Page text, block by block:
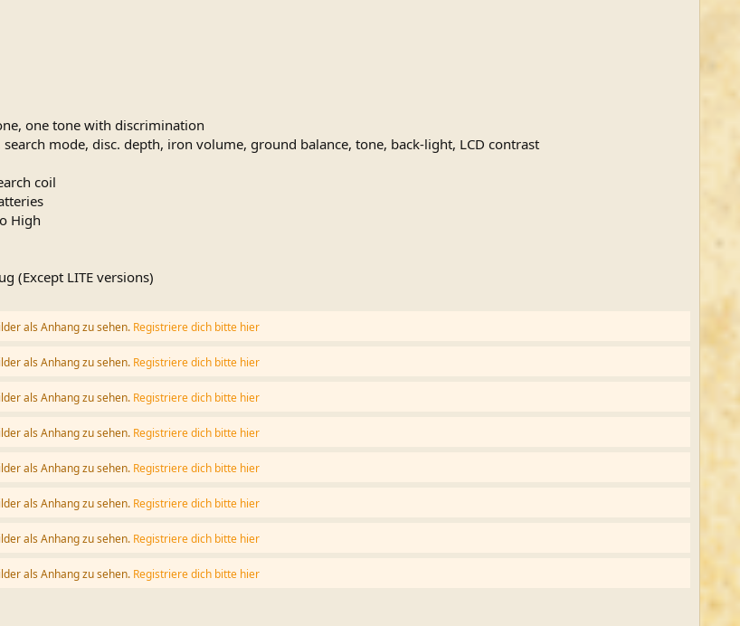
one tone with discrimination
mode, disc. depth, iron volume, ground balance, tone, back-light, LCD contrast
coil
High
(Except LITE versions)
als Anhang zu sehen. Registriere dich bitte hier
als Anhang zu sehen. Registriere dich bitte hier
als Anhang zu sehen. Registriere dich bitte hier
als Anhang zu sehen. Registriere dich bitte hier
als Anhang zu sehen. Registriere dich bitte hier
als Anhang zu sehen. Registriere dich bitte hier
als Anhang zu sehen. Registriere dich bitte hier
als Anhang zu sehen. Registriere dich bitte hier